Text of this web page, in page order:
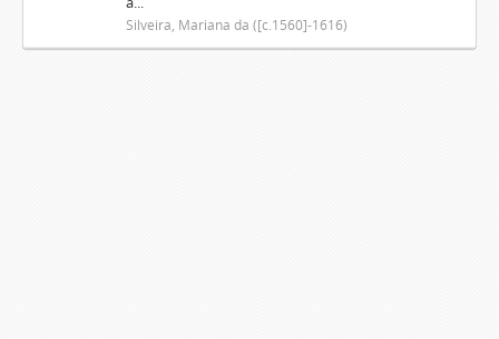
Silveira, Mariana da ([c.1560]-1616)